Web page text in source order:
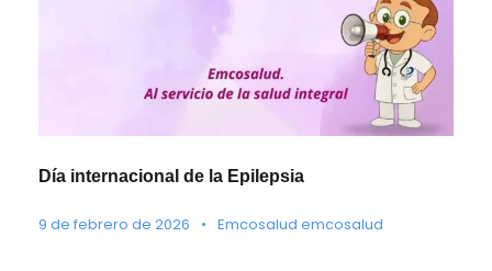
Día internacional de la Epilepsia
9 de febrero de 2026 • Emcosalud emcosalud